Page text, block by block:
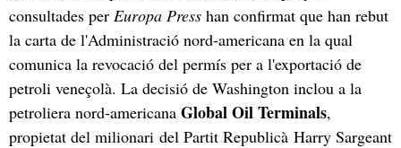
consultades per Europa Press han confirmat que han rebut
la carta de l'Administració nord-americana en la qual
comunica la revocació del permís per a l'exportació de
petroli veneçolà. La decisió de Washington inclou a la
petroliera nord-americana Global Oil Terminals,
propietat del milionari del Partit Republicà Harry Sargeant